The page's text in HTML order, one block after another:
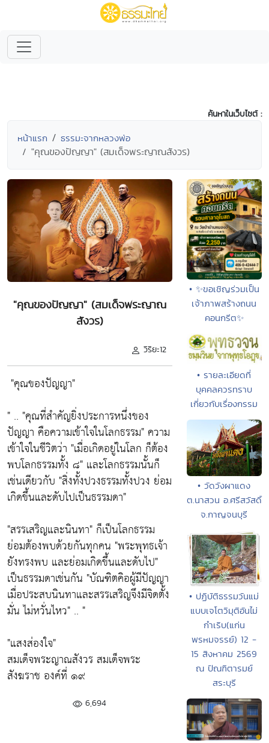
ค้นหาในเว็บไซต์ :
หน้าแรก ธรรมะจากหลวงพ่อ
"คุณของปัญญา" (สมเด็จพระญาณสังวร)
"คุณของปัญญา" (สมเด็จพระญาณ
สังวร)
วิริยะ12
"คุณของปัญญา"
" .. "คุณที่สำคัญยิ่งประการหนึ่งของ
ปัญญา คือความเข้าใจในโลกธรรม"ความ
เข้าใจในชีวิตว่า "เมื่อเกิดอยู่ในโลก ก็ต้อง
พบโลกธรรมทั้ง ๘" และโลกธรรมนั้นก็
เช่นเดียวกับ "สิ่งทั้งปวงธรรมทั้งปวง ย่อม
เกิดขึ้นและดับไปเป็นธรรมดา"
"สรรเสริญและนินทา" ก็เป็นโลกธรรม
ย่อมต้องพบด้วยกันทุกคน "พระพุทธเจ้า
ยังทรงพบ และย่อมเกิดขึ้นและดับไป"
เป็นธรรมดาเช่นกัน "บัณฑิตคิอผู้มีปัญญา
เมื่อประสบนินทาและสรรเสริญจึงมีจิดตั้ง
มั่น ไม่หวั่นไหว" .. "
"แสงส่องใจ"
สมเด็จพระญาณสังวร สมเด็จพระ
สังฆราช องค์ที่ ๑๙
6,694
• ✨ขอเชิญร่วมเป็น
เจ้าภาพสร้างถนน
คอนกรีต✨
• รายละเอียดที่
บุคคลควรทราบ
เกี่ยวกับเรื่องกรรม
• วัดวังผาแดง
ต.นาสวน อ.ศรีสวัสดิ์
จ.กาญจนบุรี
• ปฏิบัติธรรมวันแม่
แบบเจโตวิมุติอันไม่
กำเริบ(แก่น
พรหมจรรย์) 12 -
15 สิงหาคม 2569
ณ ปัณฑิตารมย์
สระบุรี